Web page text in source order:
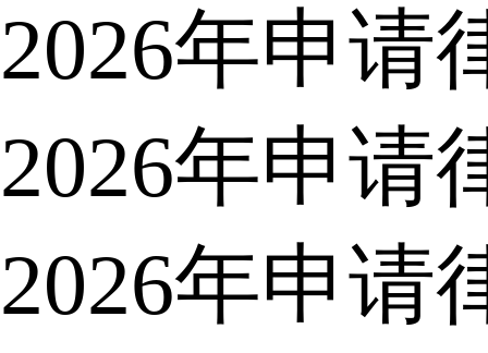
2026年申请
2026年申请
2026年申请